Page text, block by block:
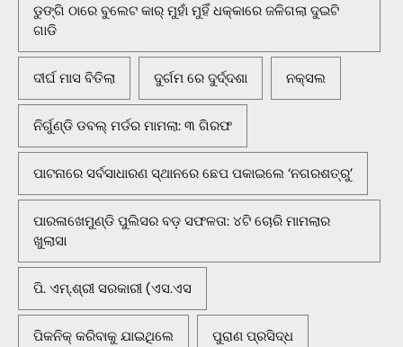
ଡୁଙ୍ଗି ଠାରେ ବୁଲେଟ କାର୍ ମୁହାଁ ମୁହିଁ ଧକ୍କାରେ ଜଳିଗଲା ଦୁଇଟି
ଗାଡି
ଦୀର୍ଘ ମାସ ବିତିଲା ଦୁର୍ଗମ ରେ ଦୁର୍ଦ୍ଦଶା ନକ୍ସଲ
ନିର୍ଗୁଣ୍ଡି ଡବଲ୍ ମର୍ଡର ମାମଲା: ୩ ଗିରଫ
ପାଟନାରେ ସର୍ବସାଧାରଣ ସ୍ଥାନରେ ଛେପ ପକାଇଲେ ‘ନଗରଶତ୍ରୁ’
ପାରଳାଖେମୁଣ୍ଡି ପୁଲିସର ବଡ଼ ସଫଳତା: ୪ଟି ଚୋରି ମାମଲାର
ଖୁଲାସା
ପି. ଏମ୍.ଶ୍ରୀ ସରକାରୀ (ଏସ.ଏସ
ପିକନିକ୍‌ କରିବାକୁ ଯାଇଥିଲେ ପୁରାଣ ପ୍ରସିଦ୍ଧ